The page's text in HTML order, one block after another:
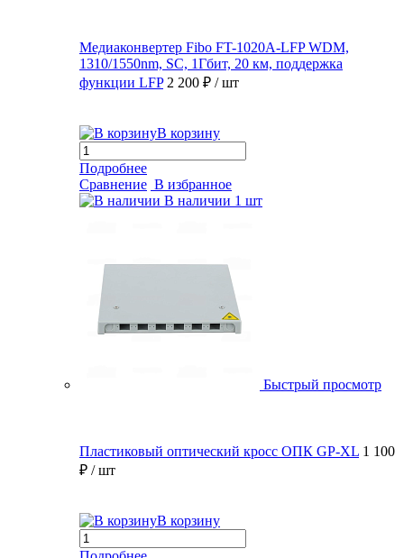
Медиаконвертер Fibo FT-1020A-LFP WDM,
1310/1550nm, SC, 1Гбит, 20 км, поддержка
функции LFP 2 200 ₽ / шт
В корзину
Подробнее
Сравнение В избранное
В наличии 1 шт
Быстрый просмотр
Пластиковый оптический кросс ОПК GP-XL 1 100
₽ / шт
В корзину